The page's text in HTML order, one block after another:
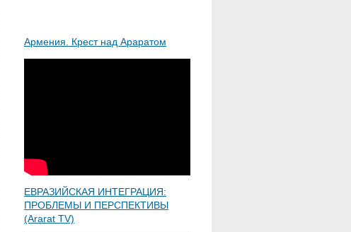
Армения. Крест над Араратом
ЕВРАЗИЙСКАЯ ИНТЕГРАЦИЯ:
ПРОБЛЕМЫ И ПЕРСПЕКТИВЫ
(Ararat TV)